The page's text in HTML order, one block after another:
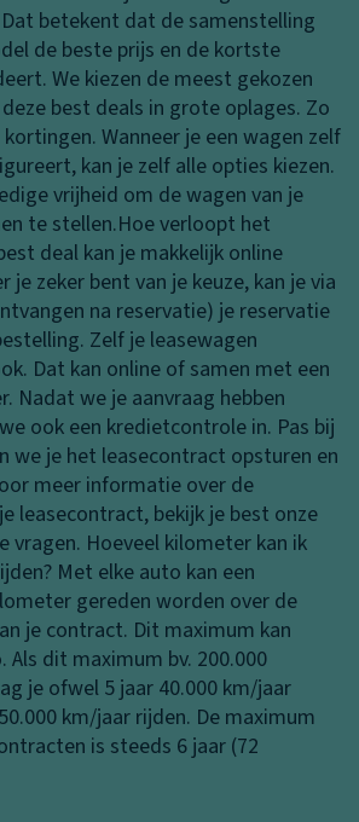
betekent dat de samenstelling
de beste prijs en de kortste
We kiezen de meest gekozen
best deals in grote oplages. Zo
Wanneer je een wagen zelf
kan je zelf alle opties kiezen.
vrijheid om de wagen van je
te stellen.Hoe verloopt het
deal kan je makkelijk online
je zeker bent van je keuze, kan je via
na reservatie) je reservatie
Zelf je leasewagen
Dat kan online of samen met een
Nadat we je aanvraag hebben
ook een kredietcontrole in. Pas bij
we je het leasecontract opsturen en
meer informatie over de
leasecontract, bekijk je best onze
vragen. Hoeveel kilometer kan ik
Met elke auto kan een
gereden worden over de
je contract. Dit maximum kan
Als dit maximum bv. 200.000
je ofwel 5 jaar 40.000 km/jaar
km/jaar rijden. De maximum
is steeds 6 jaar (72